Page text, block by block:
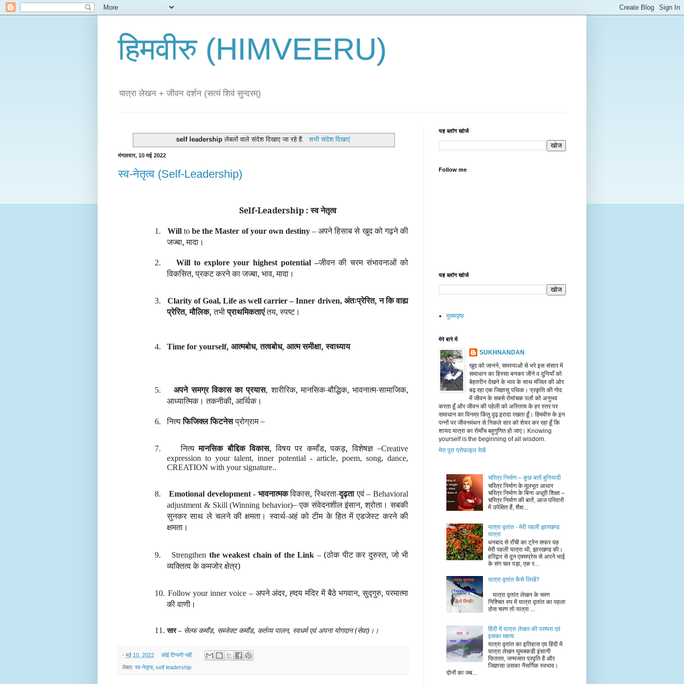
हिमवीरु (HIMVEERU)
यात्रा लेखन + जीवन दर्शन (सत्यं शिवं सुन्दरम्)
self leadership लेबलों वाले संदेश दिखाए जा रहे हैं. सभी संदेश दिखाएं
मंगलवार, 10 मई 2022
स्व-नेतृत्व (Self-Leadership)
Self-Leadership : स्व नेतृत्व
1. Will tobe the Master of your own destiny–अपने हिसाब से खुद को गढ़ने की
जज्बा, मादा।
2. Will to explore your highest potential –जीवन की चरम संभावनाओं को
विकसित, प्रकट करने का जज्बा, भाव, मादा।
3. Clarity of Goal, Life as well carrier – Inner driven, अंतःप्रेरित, न कि वाह्य
प्रेरित, मौलिक, तभीप्राथमिकताएंतय, स्पष्ट।
4. Time for yourself, आत्मबोध, तत्वबोध, आत्म समीक्षा, स्वाध्याय
5. अपने समग्र विकास का प्रयास, शारीरिक, मानसिक-बौद्धिक, भावनात्म-सामाजिक,
आध्यात्मिक। तकनीकी, आर्थिक।
6. नित्यफिजिक्ल फिटनेसप्रोग्राम –
7. नित्यमानसिक बौद्दिक विकास, विषय पर कमाँड, पकड़, विशेषज्ञ –Creative
expression to your talent, inner potential - article, poem, song, dance,
CREATION with your signature..
8. Emotional development - भावनात्मकविकास, स्थिरता-दृढ़ताएवं– Behavioral
adjustment & Skill (Winning behavior)– एक संवेदनशील इंसान, श्रोता। सबकी
सुनकर साथ ले चलने की क्षमता। स्वार्थ-अहं को टीम के हित में एडजेस्ट करने की
क्षमता।
9. Strengthen the weakest chain of the Link –(ठोक पीट कर दुरुस्त, जो भी
व्यक्तित्व के कमजोर क्षेत्र)
10. Follow your inner voice –अपने अंदर, ह्दय मंदिर में बैठे भगवान, सुद्गुरु, परमात्मा
की वाणी।
11. सार – सेल्फ कमाँड, सब्जेक्ट कमाँड, कर्तव्य पालन, स्वधर्म एवं अपना योगदान (सेवा)।।
- मई 10, 2022 कोई टिप्पणी नहीं:
लेबल: स्व-नेतृत्व, self leadership
यह ब्लॉग खोजें
Follow me
यह ब्लॉग खोजें
मुख्यपृष्ठ
मेरे बारे में
SUKHNANDAN
खुद को जानने, समस्याओं से भरे इस संसार में
समाधान का हिस्सा बनकर जीने व दुनियाँ को
बेहतरीन देखने के भाव के साथ मंजिल की ओर
बढ़ रहा एक जिज्ञासु पथिक। प्रकृति की गोद
में जीवन के सबसे रोमांचक पलों को अनुभव
करता हूँ और जीवन की पहेली को अस्तित्व के हर स्तर पर
समाधान का विनम्र किंतु दृढ़ इरादा रखता हूँ। हिमवीरु के इन
पन्नों पर जीवनमंथन से निकले सार को शेयर कर रहा हूँ कि
शायद यात्रा का रोमाँच बहुगुणित हो जाए। Knowing
yourself is the beginning of all wisdom.
मेरा पूरा प्रोफ़ाइल देखें
चरित्र निर्माण – कुछ बातें बुनियादी
चरित्र निर्माण के मूलभूत आधार
चरित्र निर्माण के बिना अधूरी शिक्षा –
चरित्र निर्माण की बातें, आज परिवारों
में उपेक्षित हैं, शैक्ष...
यात्रा वृतांत - मेरी पहली झारखण्ड
यात्रा
धनबाद से राँची का ट्रेन सफर यह
मेरी पहली यात्रा थी, झारखण्ड की।
हरिद्वार से दून एक्सप्रेस से अपने भाई
के संग चल पड़ा, एक र...
यात्रा वृतांत कैसे लिखें?
यात्रा वृतांत लेखन के चरण
निश्चित रुप में यात्रा वृतांत का पहला
ठोस चरण तो यात्रा ...
हिंदी में यात्रा लेखन की परम्परा एवं
इसका महत्व
यात्रा वृतांत का इतिहास एव हिंदी में
यात्रा लेखन घुमक्कडी इंसानी
फितरत, जन्मजात प्रवृति है और
जिज्ञासा उसका नैसर्गिक स्वभाव।
दोनों का जब...